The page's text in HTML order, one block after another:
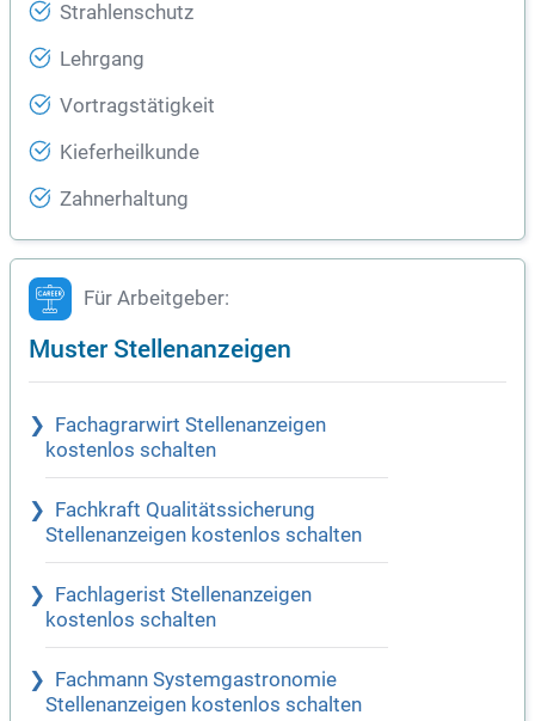
Strahlenschutz
Lehrgang
Vortragstätigkeit
Kieferheilkunde
Zahnerhaltung
Für Arbeitgeber:
Muster Stellenanzeigen
Fachagrarwirt Stellenanzeigen
kostenlos schalten
Fachkraft Qualitätssicherung
Stellenanzeigen kostenlos schalten
Fachlagerist Stellenanzeigen
kostenlos schalten
Fachmann Systemgastronomie
Stellenanzeigen kostenlos schalten